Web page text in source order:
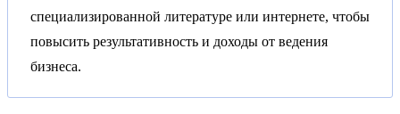
специализированной литературе или интернете, чтобы
повысить результативность и доходы от ведения
бизнеса.